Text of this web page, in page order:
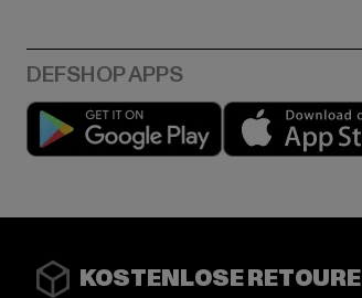
Play market
KOSTENLOSE RETOURE